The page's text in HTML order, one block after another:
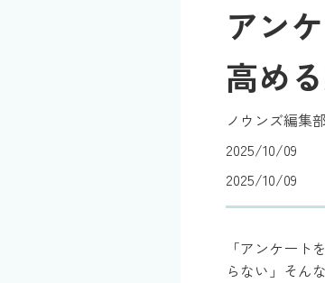
アン
高め
ノウンズ編集部
2025/10/09
2025/10/09
「アンケー
らない」そん